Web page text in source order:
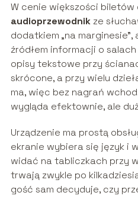
W cenie większości biletów
audioprzewodnikze
dodatkiem „na
źródłem informacji o
opisy tekstowe przy
skrócone, a przy wielu
ma, więc bez nagrań
wygląda efektownie, ale
Urządzenie ma prostą
ekranie wybiera się język i
widać na tabliczkach przy
trwają zwykle po
gość sam decyduje, czy